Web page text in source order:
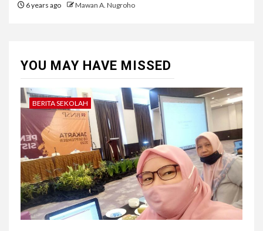
6 years ago Mawan A. Nugroho
YOU MAY HAVE MISSED
BERITA SEKOLAH